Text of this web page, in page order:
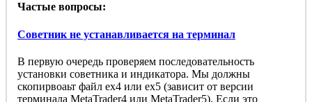
Частые вопросы:
Советник не устанавливается на терминал
В первую очередь проверяем последовательность
установки советника и индикатора. Мы должны
скопирвоаьт файл ex4 или ex5 (зависит от версии
терминала MetaTrader4 или MetaTrader5). Если это